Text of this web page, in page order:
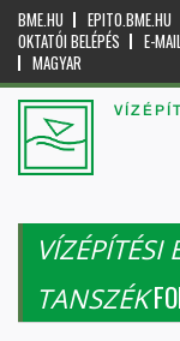
BME.HU EPITO.BME.HU
OKTATÓI BELÉPÉS
E-
MAGYAR
VÍZÉPÍTÉSI
TANSZÉK